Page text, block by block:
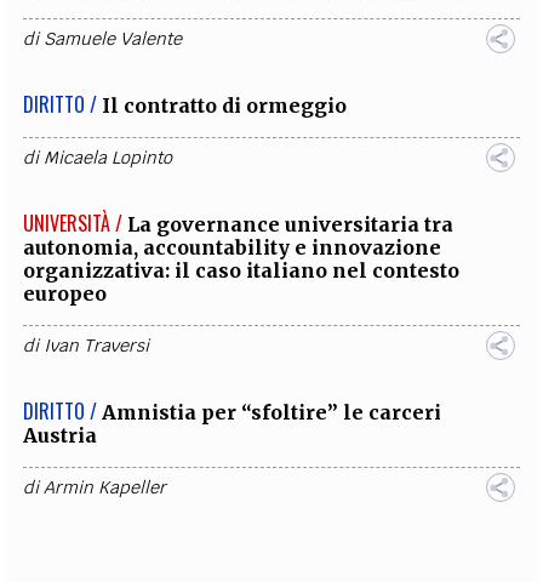
diSamuele Valente
DIRITTO / Il contratto di ormeggio
diMicaela Lopinto
UNIVERSITÀ / La governance universitaria tra
autonomia, accountability e innovazione
organizzativa: il caso italiano nel contesto
europeo
di Ivan Traversi
DIRITTO / Amnistia per “sfoltire” le carceri
Austria
diArmin Kapeller